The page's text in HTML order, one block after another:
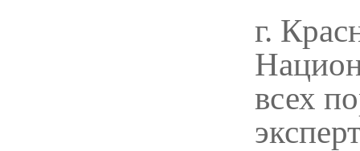
г.
всех